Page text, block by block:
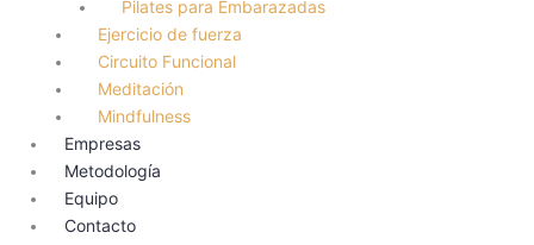
Pilates para Embarazadas
Ejercicio de fuerza
Circuito Funcional
Meditación
Mindfulness
Empresas
Metodología
Equipo
Contacto